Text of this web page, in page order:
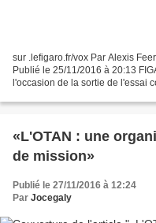
sur .lefigaro.fr/vox Par Alexis
Publié le 25/11/2016 à 20:13
l'occasion de la sortie de l'essai
«L'OTAN : une
de mission»
Publié le 27/11/2016 à 12:24
Par Jocegaly